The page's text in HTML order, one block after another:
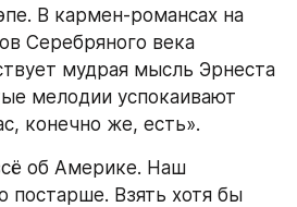
В кармен-романсах на
Серебряного века
мудрая мысль Эрнеста
мелодии успокаивают
конечно же, есть».
об Америке. Наш
постарше. Взять хотя бы